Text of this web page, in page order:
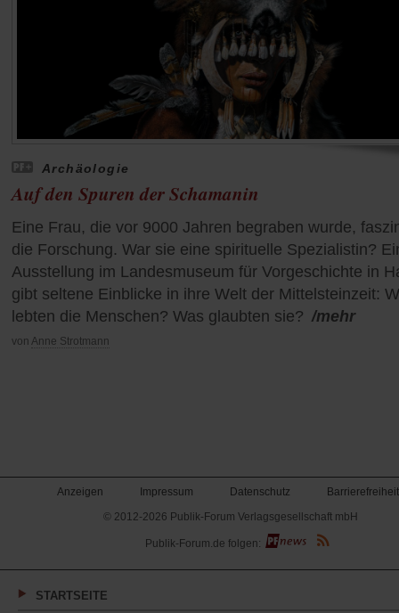
Archäologie
Auf den Spuren der Schamanin
Eine Frau, die vor 9000 Jahren begraben wurde,
die Forschung. War sie eine spirituelle Spezialistin?
Ausstellung im Landesmuseum für Vorgeschichte in
gibt seltene Einblicke in ihre Welt der Mittelsteinzeit:
lebten die Menschen? Was glaubten sie? /mehr
von Anne Strotmann
Anzeigen Impressum Datenschutz
Barrierefreiheit
© 2012-2026 Publik-Forum Verlagsgesellschaft mbH
(Öffnet
in
neuen
Publik-Forum.de folgen:
STARTSEITE